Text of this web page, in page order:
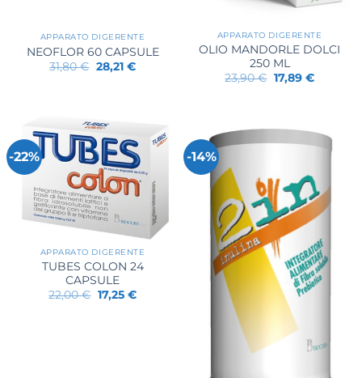
APPARATO DIGERENTE
NEOFLOR 60 CAPSULE
31,80€ Il
prezzo
28,21 €Il
APPARATO DIGERENTE
OLIO MANDORLE DOLCI
250 ML
23,90€ Il
prezzo
17,89 €Il
-22%
APPARATO DIGERENTE
TUBES COLON 24
CAPSULE
22,00€ Il
prezzo
17,25 €Il
-14%